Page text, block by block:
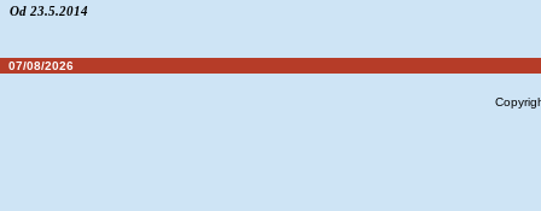
Od 23.5.2014
07/08/2026